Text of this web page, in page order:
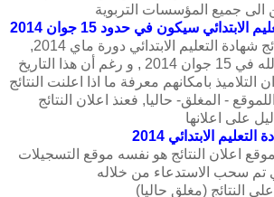
الى جميع المؤسسات التربوية
سيكون في حدود 15 جوان 2014
أما بخصوص اعلان نتائج شهادة التعليم الابتدائي دورة ماي 2014,
فإنها ستعلن ان شاء الله في 15 جوان 2014 , و رغم أن هذا التاريخ
التلاميذ بامكانهم معرفة ما اذا اعلنت النتائج
- المغلق- حاليا, فعنذ اعلان النتائج
على اعلانها
الابتدائي 2014
اعلان النتائج هو نفسه موقع التسجيلات
تم سحب الاستدعاء من خلاله
النتائج (مغلق حاليا)